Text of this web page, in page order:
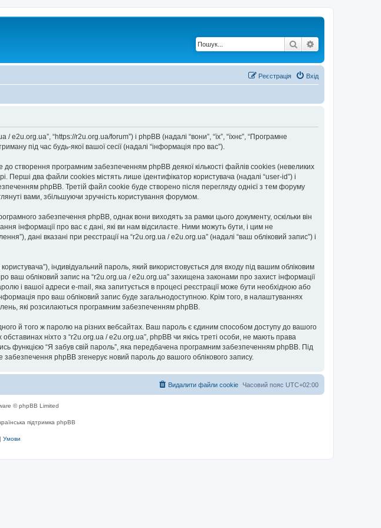
Пошук
Вхід
Реєстрація
“https://r2u.org.ua/forum”) і phpBB (надалі “вони”, “їх”, “їхнє”, “Програмне
під час будь-якої вашої сесії (надалі “інформація про вас”).
створення програмним забезпеченням phpBB деякої кількості файлів cookies (невеликих
два файли cookies містять лише ідентифікатор користувача (надалі “user-id”) і
phpBB. Третій файл cookie буде створено після перегляду однієї з тем форуму
вами, збільшуючи зручність користування форумом.
забезпечення phpBB, однак вони виходять за рамки цього документу, оскільки він
інформації про вас є дані, які ви нам відсилаєте. Ними можуть бути, і цим не
дані вказані при реєстрації на “r2u.org.ua / e2u.org.ua” (надалі “ваш обліковий запис”) і
індивідуальний пароль, який використовується для входу під вашим обліковим
ваш обліковий запис на “r2u.org.ua / e2u.org.ua” захищена законами про захист інформації
і вашої адреси e-mail, яка запитується в процесі реєстрації може бути необхідною або
про ваш обліковий запис буде загальнодоступною. Крім того, в налаштуваннях
які розсилаються програмним забезпеченням phpBB.
й того ж паролю на різних вебсайтах. Ваш пароль є єдиним способом доступу до вашого
ніхто з “r2u.org.ua / e2u.org.ua”, phpBB чи якісь треті особи, не мають права
функцією “Я забув свій пароль”, яка передбачена програмним забезпеченням phpBB. Під
phpBB згенерує новий пароль до вашого облікового запису.
Часовий пояс UTC+02:00
Видалити файли cookie
© phpBB Limited
підтримка phpBB
| Умови